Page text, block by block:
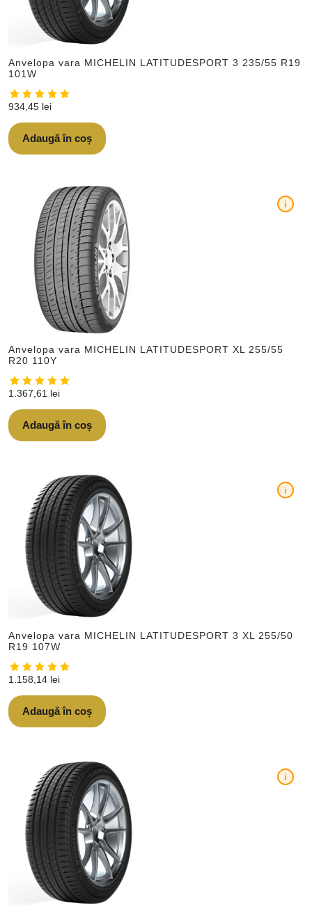
Anvelopa vara MICHELIN LATITUDESPORT 3 235/55 R19
101W
934,45 lei
Adaugă în coș
Anvelopa vara MICHELIN LATITUDESPORT XL 255/55
R20 110Y
i
1.367,61 lei
Adaugă în coș
Anvelopa vara MICHELIN LATITUDESPORT 3 XL 255/50
R19 107W
i
1.158,14 lei
Adaugă în coș
i